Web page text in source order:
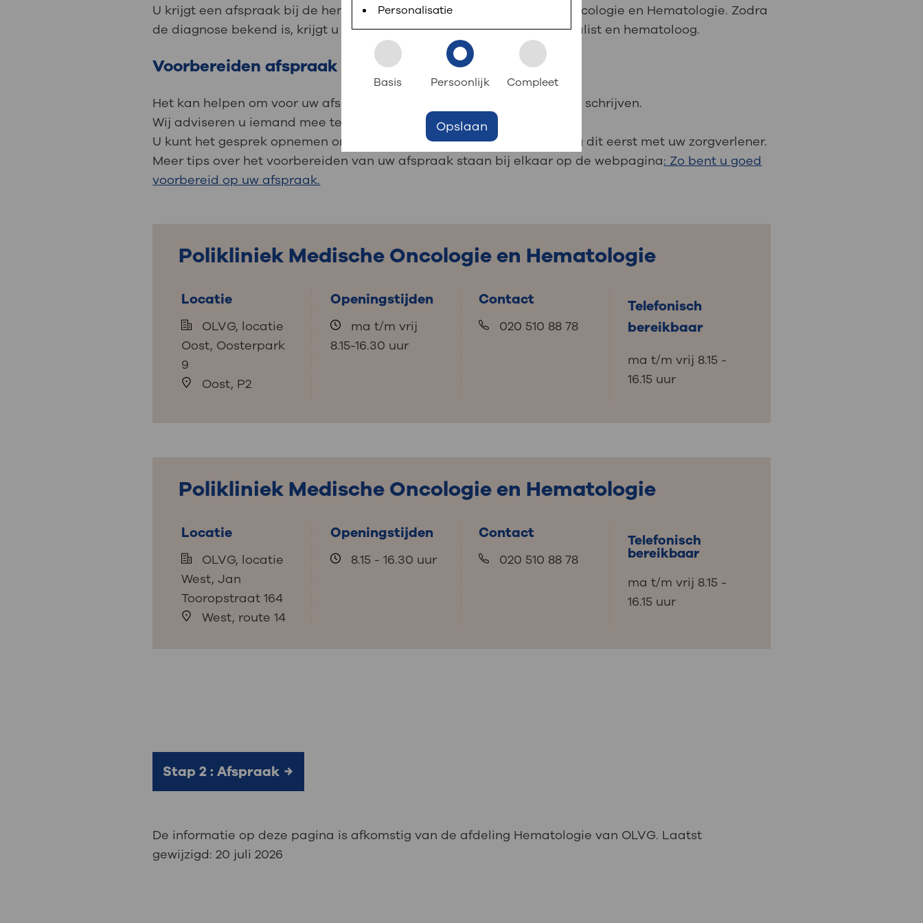
Uw bezoek aan OLVG
Uw verblijf in OLVG
Contact
: naar uw dossier
steeds verder uit, zodat u zelf meer digitaal kunt regelen. Met MijnOLVG kunnen
we u sneller helpen.
Direct naar MijnOLVG Lees meer
U krijgt een afspraak bij de hematoloog op de polikliniek Medische Oncologie en Hematologie. Zodra
de diagnose bekend is, krijgt u afspraken bij de verpleegkundig specialist en hematoloog.
Voorbereiden afspraak
Het kan helpen om voor uw afspraak bij de polikliniek uw vragen op te schrijven.
Wij adviseren u iemand mee te nemen: 2 horen meer dan 1.
U kunt het gesprek opnemen om later nog eens af te luisteren. Overleg dit eerst met uw zorgverlener.
Meer tips over het voorbereiden van uw afspraak staan bij elkaar op de webpagina: Zo bent u goed
voorbereid op uw afspraak.
Polikliniek Medische Oncologie en Hematologie
Locatie
OLVG, locatie
Oost, Oosterpark
9
Oost, P2
Openingstijden
ma t/m vrij
8.15-16.30 uur
Contact
020 510 88 78
Telefonisch
bereikbaar
ma t/m vrij 8.15 -
16.15 uur
Polikliniek Medische Oncologie en Hematologie
Locatie
OLVG, locatie
West, Jan
Tooropstraat 164
West, route 14
Openingstijden
8.15 - 16.30 uur
Contact
020 510 88 78
Telefonisch
bereikbaar
ma t/m vrij 8.15 -
16.15 uur
Stap 2 : Afspraak
De informatie op deze pagina is afkomstig van de afdeling Hematologie van OLVG. Laatst
gewijzigd:20 juli 2026
Personalisatie
Basis Persoonlijk Compleet
Opslaan